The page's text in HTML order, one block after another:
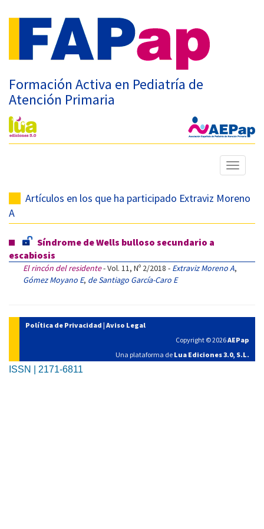
Formación Activa en Pediatría de
Atención Primaria
Mostrar
menú
Artículos en los que ha participado Extraviz Moreno
A
Síndrome de Wells bulloso secundario a
escabiosis
El rincón del residente- Vol. 11, Nº 2/2018 - Extraviz Moreno A,
Gómez Moyano E, de Santiago García-Caro E
Política de Privacidad | Aviso Legal
Copyright © 2026AEPap
Una plataforma de Lua Ediciones 3.0, S.L.
ISSN | 2171-6811